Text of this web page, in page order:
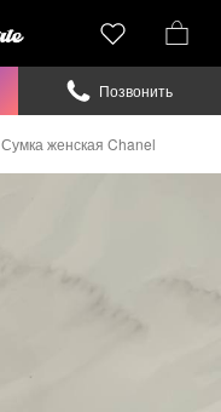
Сумка женская Chanel
Позвонить